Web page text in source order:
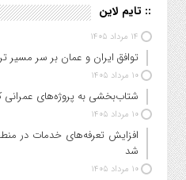
:: تایم لاین
۱۴ مرداد ۱۴۰۵
توافق ایران و عمان بر سر مسیر
۱۰ مرداد ۱۴۰۵
شتاب‌بخشی به پروژه‌های عمرانی
۱۰ مرداد ۱۴۰۵
افزایش تعرفه‌های خدمات در
شد
۱۰ مرداد ۱۴۰۵